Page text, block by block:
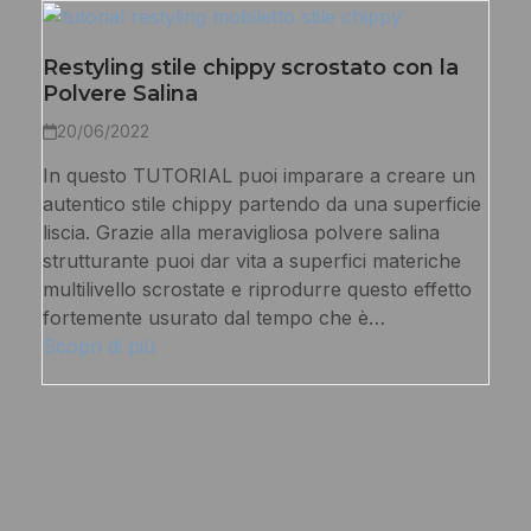
Restyling stile chippy scrostato con la
Polvere Salina
20/06/2022
In questo TUTORIAL puoi imparare a creare un
autentico stile chippy partendo da una superficie
liscia. Grazie alla meravigliosa polvere salina
strutturante puoi dar vita a superfici materiche
multilivello scrostate e riprodurre questo effetto
fortemente usurato dal tempo che è…
Scopri di più